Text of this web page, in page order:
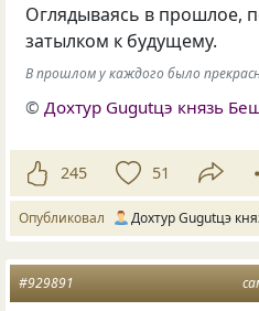
Оглядываясь в прошлое,
затылком к будущему.
В прошлом у каждого было
© Дохтур Gugutцэ князь
245 51
Опубликовал Дохтур Gugutцэ
#929891